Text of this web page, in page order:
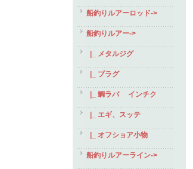
船釣りルアーロッド->
船釣りルアー->
|_ メタルジグ
|_ プラグ
|_ 鯛ラバ インチク
|_ エギ、スッテ
|_ オフショア小物
船釣りルアーライン->